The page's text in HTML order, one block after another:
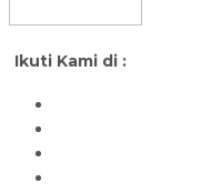
Ikuti Kami di :